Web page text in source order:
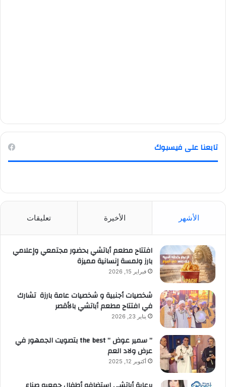
تابعنا على فيسبوك
الأشهر الأخيرة تعليقات
افتتاح مطعم أباتشي بحضور مجتمعي وإعلامي
بارز ولمسة إنسانية مميزة
فبراير 15, 2026
شخصيات أجنبية و شخصيات عامة بارزة تشارك
في افتتاح مطعم أباتشي بالأقصر
يناير 23, 2026
” سمير عوض ” the best بتصويت الجمهور في
عرض ولاد العم
أكتوبر 12, 2025